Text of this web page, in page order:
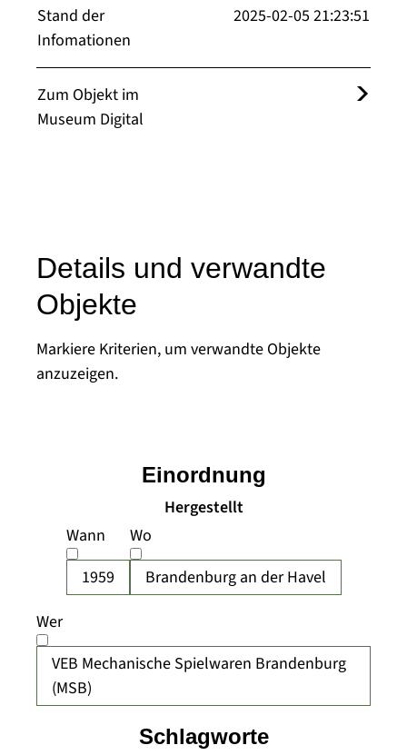
Stand der
Infomationen
2025-02-05 21:23:51
Zum Objekt im
Museum Digital
Details und verwandte
Objekte
Markiere Kriterien, um verwandte Objekte
anzuzeigen.
Hergestellt
Wann
1959
Wo
Brandenburg an der Havel
Wer
VEB Mechanische Spielwaren Brandenburg
(MSB)
Einordnung
Schlagworte